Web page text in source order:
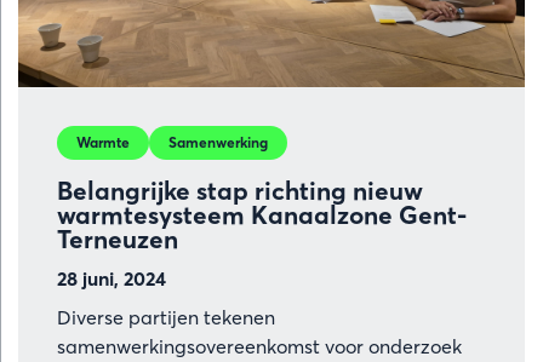
Belangrijke stap richting nieuw
warmtesysteem Kanaalzone Gent-
Terneuzen
28 juni, 2024
Warmte Samenwerking
Diverse partijen tekenen
samenwerkingsovereenkomst voor onderzoek